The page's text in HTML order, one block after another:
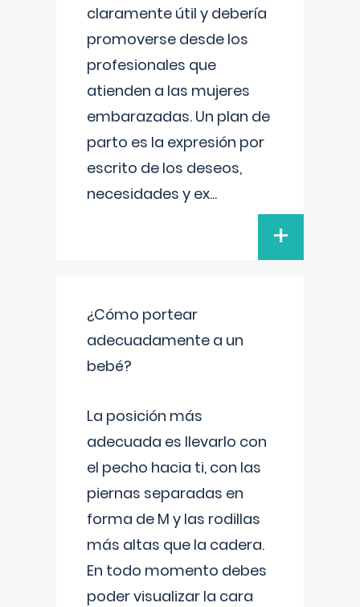
claramente útil y debería
promoverse desde los
profesionales que
atienden a las mujeres
embarazadas. Un plan de
parto es la expresión por
escrito de los deseos,
necesidades y ex...
+
¿Cómo portear
adecuadamente a un
bebé?
La posición más
adecuada es llevarlo con
el pecho hacia ti, con las
piernas separadas en
forma de M y las rodillas
más altas que la cadera.
En todo momento debes
poder visualizar la cara